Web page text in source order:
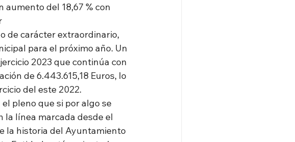
aumento del 18,67 % con
de carácter extraordinario,
para el próximo año. Un
2023 que continúa con
de 6.443.615,18 Euros, lo
del este 2022.
pleno que si por algo se
la línea marcada desde el
la historia del Ayuntamiento